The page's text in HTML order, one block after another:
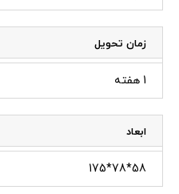
زمان تحویل
1 هفته
ابعاد
58*78*175